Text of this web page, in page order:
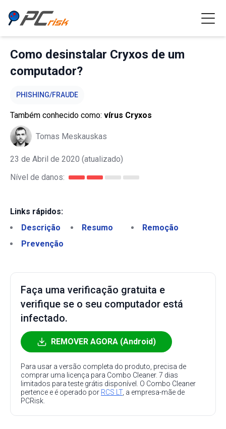
Como desinstalar Cryxos de um
computador?
PHISHING/FRAUDE
Também conhecido como: vírus Cryxos
Tomas Meskauskas
23 de Abril de 2020 (atualizado)
Nível de danos:
Links rápidos:
Descrição
Resumo
Remoção
Prevenção
Faça uma verificação gratuita e
verifique se o seu computador está
infectado.
REMOVER AGORA (Android)
Para usar a versão completa do produto, precisa de
comprar uma licença para Combo Cleaner. 7 dias
limitados para teste grátis disponível. O Combo Cleaner
pertence e é operado por RCS LT, a empresa-mãe de
PCRisk.